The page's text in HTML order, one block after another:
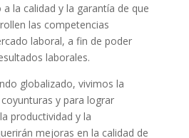
la calidad y la garantía de que
las competencias
laboral, a fin de poder
laborales.
globalizado, vivimos la
y para lograr
productividad y la
mejoras en la calidad de